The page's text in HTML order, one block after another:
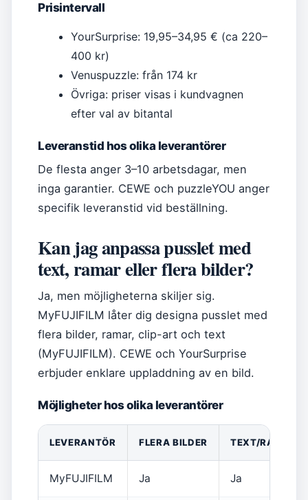
Prisintervall
YourSurprise: 19,95–34,95 € (ca 220–
400 kr)
Venuspuzzle: från 174 kr
Övriga: priser visas i kundvagnen
efter val av bitantal
Leveranstid hos olika leverantörer
De flesta anger 3–10 arbetsdagar, men
inga garantier. CEWE och puzzleYOU anger
specifik leveranstid vid beställning.
Kan jag anpassa pusslet med
text, ramar eller flera bilder?
Ja, men möjligheterna skiljer sig.
MyFUJIFILM låter dig designa pusslet med
flera bilder, ramar, clip-art och text
(MyFUJIFILM). CEWE och YourSurprise
erbjuder enklare uppladdning av en bild.
Möjligheter hos olika leverantörer
LEVERANTÖR FLERA BILDER TEXT/RAMAR
MyFUJIFILM Ja Ja